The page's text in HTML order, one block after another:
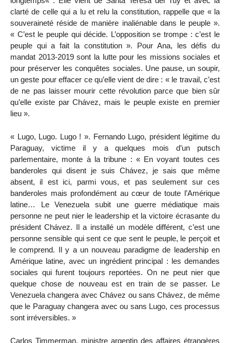
clarté de celle qui a lu et relu la constitution, rappelle que « la
souveraineté réside de manière inaliénable dans le peuple ».
« C’est le peuple qui décide. L’opposition se trompe : c’est le
peuple qui a fait la constitution ». Pour Ana, les défis du
mandat 2013-2019 sont la lutte pour les missions sociales et
pour préserver les conquêtes sociales. Une pause, un soupir,
un geste pour effacer ce qu’elle vient de dire : « le travail, c’est
de ne pas laisser mourir cette révolution parce que bien sûr
qu’elle existe par Chávez, mais le peuple existe en premier
lieu ».
« Lugo, Lugo. Lugo ! ». Fernando Lugo, président légitime du
Paraguay, victime il y a quelques mois d’un putsch
parlementaire, monte à la tribune : « En voyant toutes ces
banderoles qui disent je suis Chávez, je sais que même
absent, il est ici, parmi vous, et pas seulement sur ces
banderoles mais profondément au cœur de toute l’Amérique
latine… Le Venezuela subit une guerre médiatique mais
personne ne peut nier le leadership et la victoire écrasante du
président Chávez. Il a installé un modèle différent, c’est une
personne sensible qui sent ce que sent le peuple, le perçoit et
le comprend. Il y a un nouveau paradigme de leadership en
Amérique latine, avec un ingrédient principal : les demandes
sociales qui furent toujours reportées. On ne peut nier que
quelque chose de nouveau est en train de se passer. Le
Venezuela changera avec Chávez ou sans Chávez, de même
que le Paraguay changera avec ou sans Lugo, ces processus
sont irréversibles. »
Carlos Timmerman, ministre argentin des affaires étrangères